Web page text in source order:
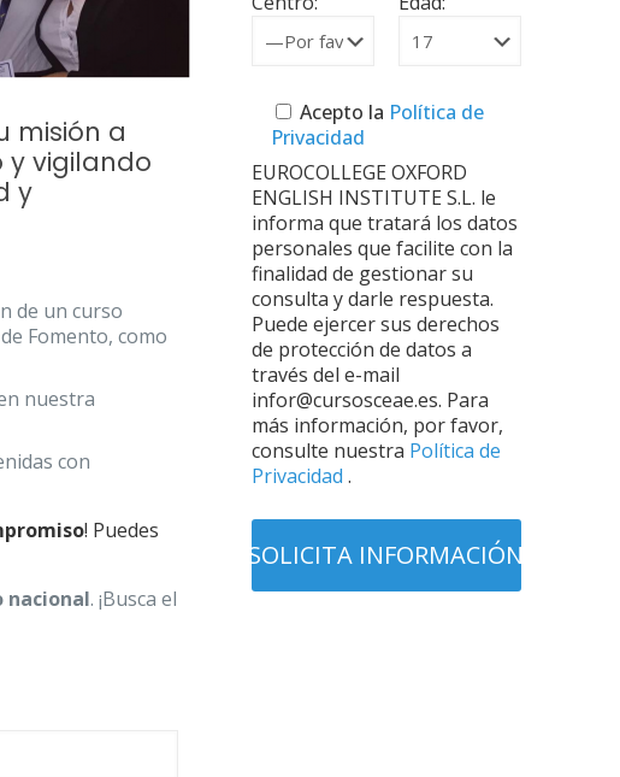
misión a
y vigilando
y
de un curso
Fomento, como
nuestra
con
! Puedes
nacional. ¡Busca el
Acepto la Política de
Privacidad
EUROCOLLEGE OXFORD
ENGLISH INSTITUTE S.L. le
informa que tratará los datos
personales que facilite con la
finalidad de gestionar su
consulta y darle respuesta.
Puede ejercer sus derechos
de protección de datos a
través del e-mail
infor@cursosceae.es. Para
más información, por favor,
consulte nuestra Política de
Privacidad .